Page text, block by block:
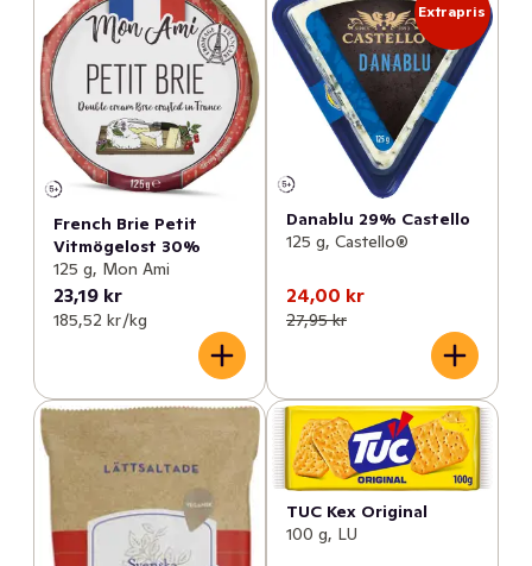
French Brie Petit
Vitmögelost 30%
125 g, Mon Ami
23,19 kr
185,52 kr /kg
Extrapris
Danablu 29% Castello
125 g, Castello®
24,00 kr
27,95 kr
TUC Kex Original
100 g, LU